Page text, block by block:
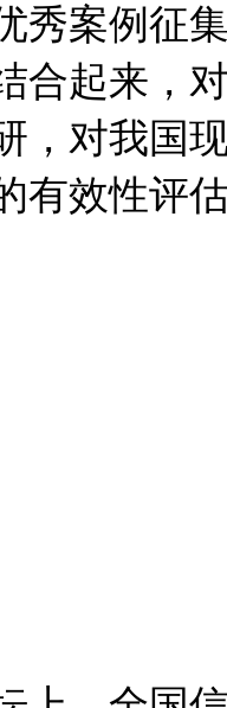
秀案例征
合起来，
，对我国
有效性评